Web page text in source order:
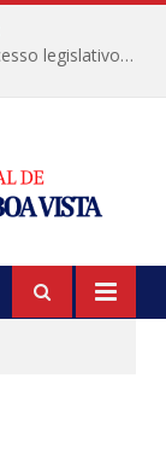
Câmara Municipal informa calendário de recesso legislativo de julho